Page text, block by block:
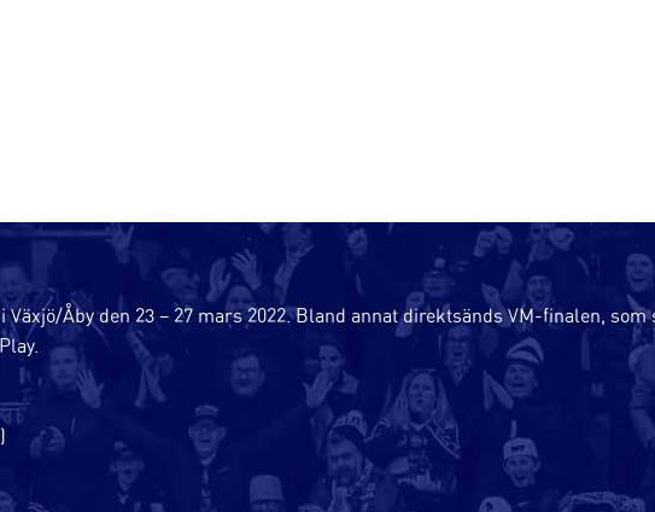
Åby den 23 – 27 mars 2022. Bland annat direktsänds VM-finalen, som